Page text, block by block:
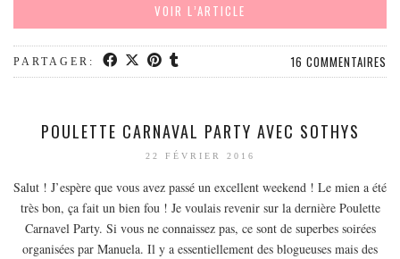
VOIR L’ARTICLE
PARTAGER: 16 COMMENTAIRES
POULETTE CARNAVAL PARTY AVEC SOTHYS
22 FÉVRIER 2016
Salut ! J’espère que vous avez passé un excellent weekend ! Le mien a été
très bon, ça fait un bien fou ! Je voulais revenir sur la dernière Poulette
Carnavel Party. Si vous ne connaissez pas, ce sont de superbes soirées
organisées par Manuela. Il y a essentiellement des blogueuses mais des